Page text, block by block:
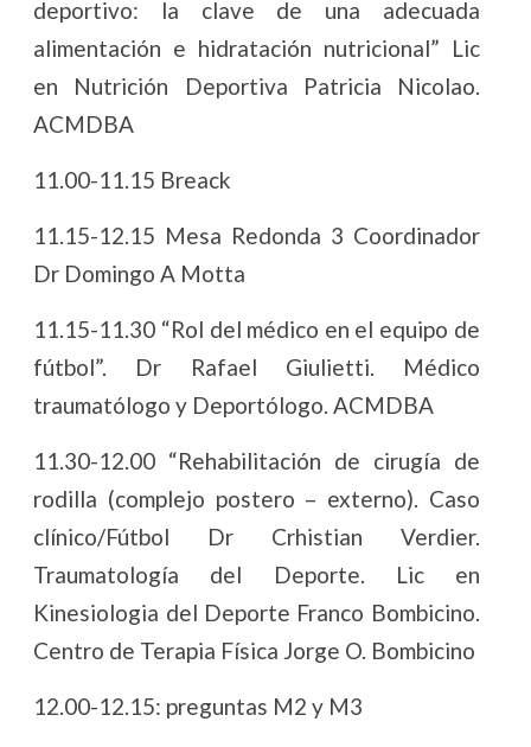
deportivo: la clave de una adecuada
alimentación e hidratación nutricional” Lic
en Nutrición Deportiva Patricia Nicolao.
ACMDBA
11.00-11.15 Breack
11.15-12.15 Mesa Redonda 3 Coordinador
Dr Domingo A Motta
11.15-11.30 “Rol del médico en el equipo de
fútbol”. Dr Rafael Giulietti. Médico
traumatólogo y Deportólogo. ACMDBA
11.30-12.00 “Rehabilitación de cirugía de
rodilla (complejo postero – externo). Caso
clínico/Fútbol Dr Crhistian Verdier.
Traumatología del Deporte. Lic en
Kinesiologia del Deporte Franco Bombicino.
Centro de Terapia Física Jorge O. Bombicino
12.00-12.15: preguntas M2 y M3